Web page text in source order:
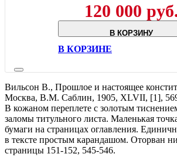
120 000
В КОРЗИНУ
В КОРЗИНЕ
Вильсон В., Прошлое и настоящее
Москва, В.М. Саблин, 1905, XLVII, [1],
В кожаном переплете с золотым
заломы титульного листа. Маленькая
бумаги на страницах оглавления.
в тексте простым карандашом. Оторван
страницы 151-152, 545-546.